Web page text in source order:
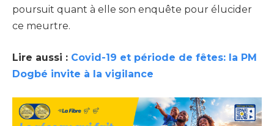
poursuit quant à elle son enquête pour élucider
ce meurtre.
Lire aussi : Covid-19 et période de fêtes: la PM
Dogbé invite à la vigilance